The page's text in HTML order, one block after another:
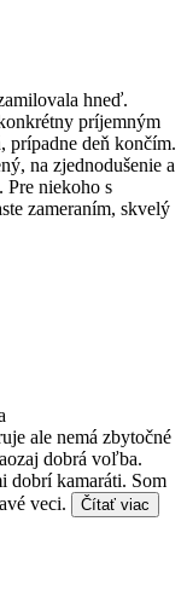
hneď.
príjemným
prípadne deň končím.
na zjednodušenie a
Pre niekoho s
zameraním, skvelý
ale nemá zbytočné
dobrá voľba.
dobrí kamaráti. Som
veci.
Čítať viac